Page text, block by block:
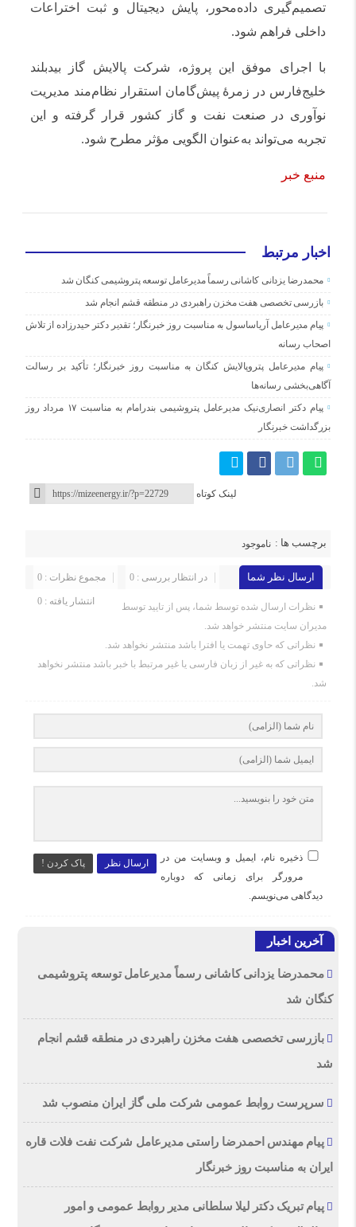
تصمیم‌گیری داده‌محور، پایش دیجیتال و ثبت اختراعات
داخلی فراهم شود.
با اجرای موفق این پروژه، شرکت پالایش گاز بیدبلند
خلیج‌فارس در زمرهٔ پیش‌گامان استقرار نظام‌مند مدیریت
نوآوری در صنعت نفت و گاز کشور قرار گرفته و این
تجربه می‌تواند به‌عنوان الگویی مؤثر مطرح شود.
منبع خبر
اخبار مرتبط
محمدرضا یزدانی کاشانی رسماً مدیرعامل توسعه پتروشیمی کنگان شد
بازرسی تخصصی هفت مخزن راهبردی در منطقه قشم انجام شد
پیام مدیرعامل آریاساسول به مناسبت روز خبرنگار؛ تقدیر دکتر حیدرزاده از تلاش
اصحاب رسانه
پیام مدیرعامل پتروپالایش کنگان به مناسبت روز خبرنگار؛ تأکید بر رسالت
آگاهی‌بخشی رسانه‌ها
پیام دکتر انصاری‌نیک مدیرعامل پتروشیمی بندرامام به مناسبت ۱۷ مرداد روز
بزرگداشت خبرنگار
لینک کوتاه
برچسب ها : ناموجود
ارسال نظر شما مجموع نظرات : 0 در انتظار بررسی : 0
انتشار یافته : 0
نظرات ارسال شده توسط شما، پس از تایید توسط
مدیران سایت منتشر خواهد شد.
نظراتی که حاوی تهمت یا افترا باشد منتشر نخواهد شد.
نظراتی که به غیر از زبان فارسی یا غیر مرتبط با خبر باشد منتشر نخواهد
شد.
ارسال نظر پاک کردن !
ذخیره نام، ایمیل و وبسایت من در
مرورگر برای زمانی که دوباره
دیدگاهی می‌نویسم.
آخرین اخبار
محمدرضا یزدانی کاشانی رسماً مدیرعامل توسعه پتروشیمی
کنگان شد
بازرسی تخصصی هفت مخزن راهبردی در منطقه قشم انجام
شد
سرپرست روابط عمومی شرکت ملی گاز ایران منصوب شد
پیام مهندس احمدرضا راستی مدیرعامل شرکت نفت فلات قاره
ایران به مناسبت روز خبرنگار
پیام تبریک دکتر لیلا سلطانی مدیر روابط عمومی و امور